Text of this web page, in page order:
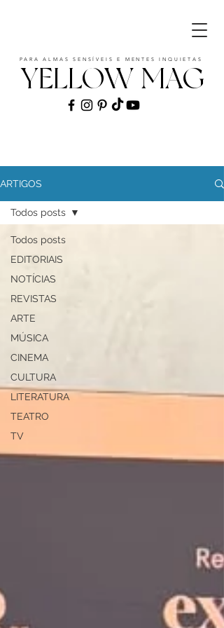
YELLOW MAG
PARA ALMAS SENSÍVEIS E MENTES INQUIETAS
ARTIGOS
Todos posts
EDITORIAIS
NOTÍCIAS
REVISTAS
ARTE
MÚSICA
CINEMA
CULTURA
LITERATURA
TEATRO
TV
Todos posts